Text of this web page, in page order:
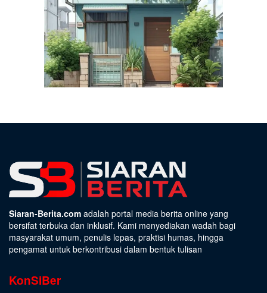
Siaran-Berita.com adalah portal media berita online yang
bersifat terbuka dan inklusif. Kami menyediakan wadah bagi
masyarakat umum, penulis lepas, praktisi humas, hingga
pengamat untuk berkontribusi dalam bentuk tulisan
KonSiBer